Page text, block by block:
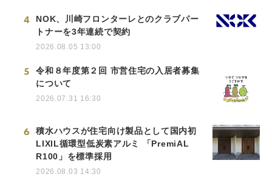
4
NOK、川崎フロンターレとのクラブパー
トナーを3年連続で契約
2026.08.05 13:00
5
令和８年度第２回 市営住宅の入居者募集
について
2026.07.31 16:30
6
積水ハウスが住宅向け製品として国内初
LIXIL循環型低炭素アルミ 「PremiAL
R100」を標準採用
2026.08.03 14:30